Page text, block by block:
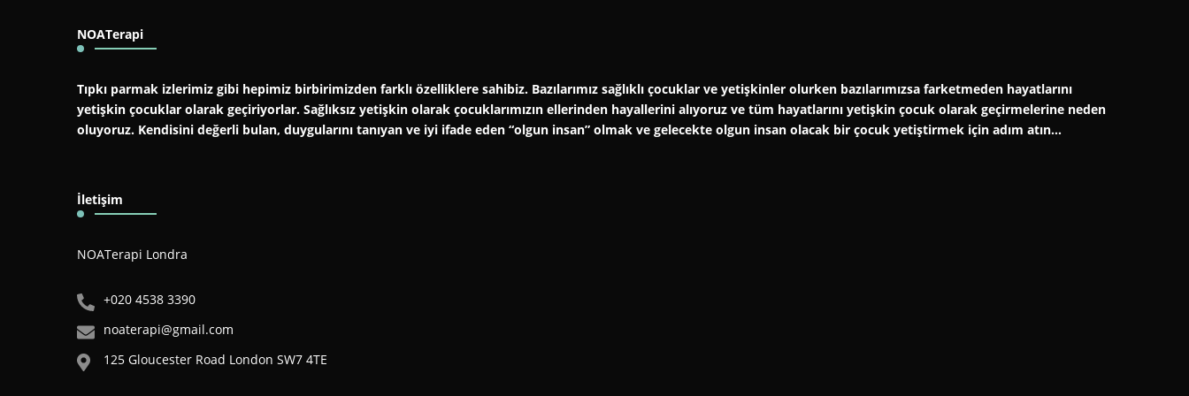
NOATerapi
Tıpkı parmak izlerimiz gibi hepimiz birbirimizden farklı özelliklere sahibiz. Bazılarımız sağlıklı çocuklar ve yetişkinler olurken bazılarımızsa farketmeden hayatlarını
yetişkin çocuklar olarak geçiriyorlar. Sağlıksız yetişkin olarak çocuklarımızın ellerinden hayallerini alıyoruz ve tüm hayatlarını yetişkin çocuk olarak geçirmelerine neden
oluyoruz. Kendisini değerli bulan, duygularını tanıyan ve iyi ifade eden “olgun insan” olmak ve gelecekte olgun insan olacak bir çocuk yetiştirmek için adım atın…
İletişim
NOATerapi Londra
+020 4538 3390
noaterapi@gmail.com
125 Gloucester Road London SW7 4TE